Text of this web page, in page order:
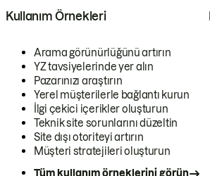
Kullanım Örnekleri
Arama görünürlüğünü artırın
YZ tavsiyelerinde yer alın
Pazarınızı araştırın
Yerel müşterilerle bağlantı kurun
İlgi çekici içerikler oluşturun
Teknik site sorunlarını düzeltin
Site dışı otoriteyi artırın
Müşteri stratejileri oluşturun
Tüm kullanım örneklerini görün